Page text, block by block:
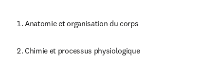
Anatomie et organisation du corps
Chimie et processus physiologique